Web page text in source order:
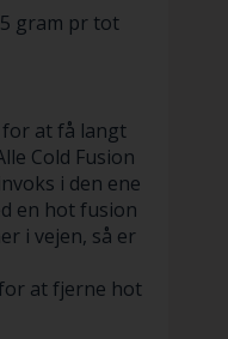
gram pr tot
for at få langt
Cold Fusion
i den ene
en hot fusion
i vejen, så er
at fjerne hot